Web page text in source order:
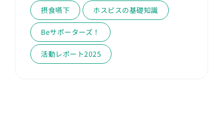
摂食嚥下 ホスピスの基礎知識
Beサポーターズ！
活動レポート2025